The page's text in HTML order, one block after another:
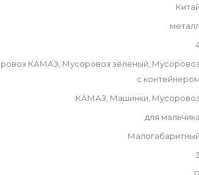
Китай
металл
КАМАЗ, Мусоровоз зеленый, Мусоровоз
с контейнером
КАМАЗ, Машинки, Мусоровоз
для мальчика
Малогабаритный
3